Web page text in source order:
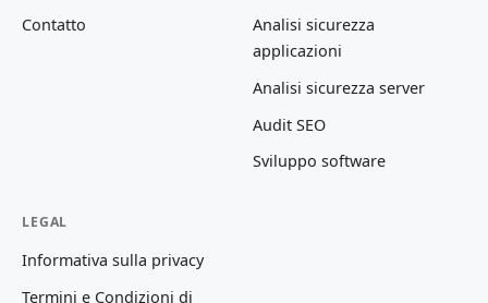
Contatto
Analisi sicurezza
applicazioni
Analisi sicurezza server
Audit SEO
Sviluppo software
LEGAL
Informativa sulla privacy
Termini e Condizioni di